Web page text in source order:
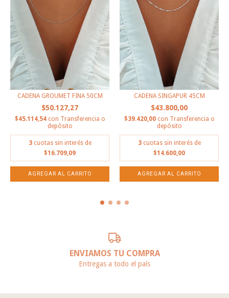
CADENA GROUMET FINA 50CM
$50.127,27
$45.114,54 con Transferencia o
depósito
3 cuotas sin interés de
$16.709,09
CADENA SINGAPUR 45CM
$43.800,00
$39.420,00 con Transferencia o
depósito
3 cuotas sin interés de
$14.600,00
ENVIAMOS TU COMPRA
Entregas a todo el país